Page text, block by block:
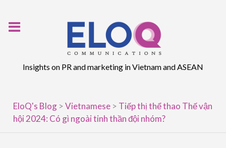
Insights on PR and marketing in Vietnam and ASEAN
EloQ's Blog >Vietnamese > Tiếp thị thể thao Thế vận
hội 2024: Có gì ngoài tinh thần đội nhóm?